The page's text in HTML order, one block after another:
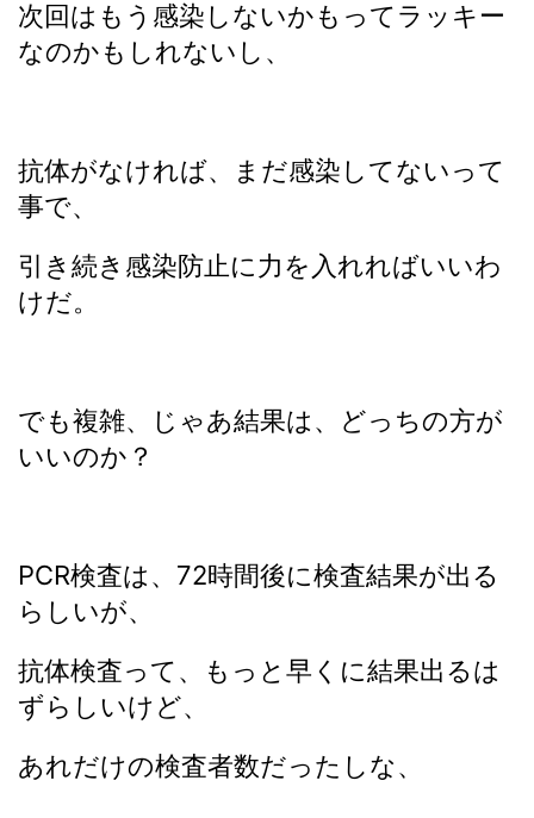
次回はもう感染しないかもってラッキー
なのかもしれないし、
抗体がなければ、まだ感染してないって
事で、
引き続き感染防止に力を入れればいいわ
けだ。
でも複雑、じゃあ結果は、どっちの方が
いいのか？
PCR検査は、72時間後に検査結果が出る
らしいが、
抗体検査って、もっと早くに結果出るは
ずらしいけど、
あれだけの検査者数だったしな、